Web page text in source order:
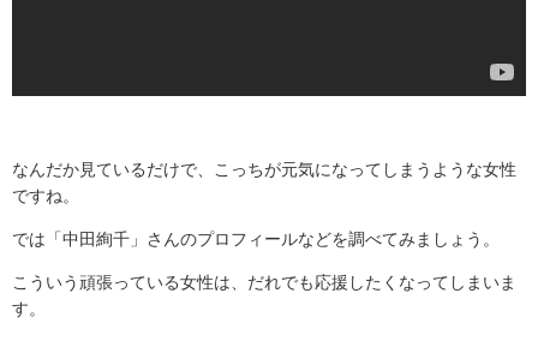
なんだか見ているだけで、こっちが元気になってしまうような女性
ですね。
では「中田絢千」さんのプロフィールなどを調べてみましょう。
こういう頑張っている女性は、だれでも応援したくなってしまいま
す。